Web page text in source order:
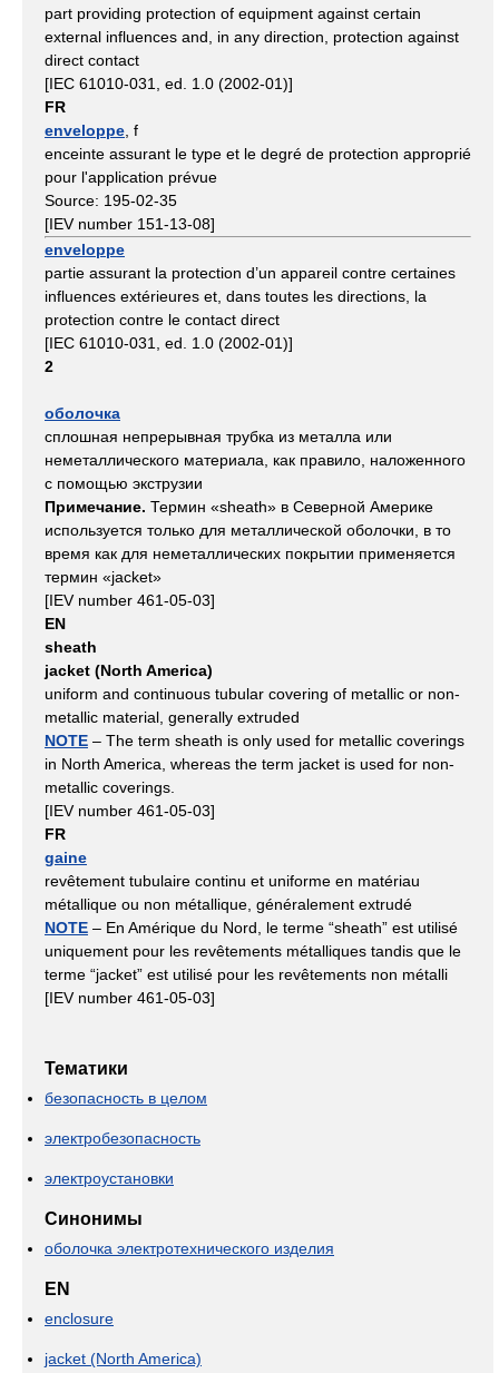
part providing protection of equipment against certain
external influences and, in any direction, protection against
direct contact
[IEC 61010-031, ed. 1.0 (2002-01)]
FR
enveloppe, f
enceinte assurant le type et le degré de protection approprié
pour l'application prévue
Source: 195-02-35
[IEV number 151-13-08]
enveloppe
partie assurant la protection d’un appareil contre certaines
influences extérieures et, dans toutes les directions, la
protection contre le contact direct
[IEC 61010-031, ed. 1.0 (2002-01)]
2
оболочка
сплошная непрерывная трубка из металла или
неметаллического материала, как правило, наложенного
с помощью экструзии
Примечание. Термин «sheath» в Северной Америке
используется только для металлической оболочки, в то
время как для неметаллических покрытии применяется
термин «jacket»
[IEV number 461-05-03]
EN
sheath
jacket (North America)
uniform and continuous tubular covering of metallic or non-
metallic material, generally extruded
NOTE – The term sheath is only used for metallic coverings
in North America, whereas the term jacket is used for non-
metallic coverings.
[IEV number 461-05-03]
FR
gaine
revêtement tubulaire continu et uniforme en matériau
métallique ou non métallique, généralement extrudé
NOTE – En Amérique du Nord, le terme “sheath” est utilisé
uniquement pour les revêtements métalliques tandis que le
terme “jacket” est utilisé pour les revêtements non métalli
[IEV number 461-05-03]
Тематики
безопасность в целом
электробезопасность
электроустановки
Синонимы
оболочка электротехнического изделия
EN
enclosure
jacket (North America)